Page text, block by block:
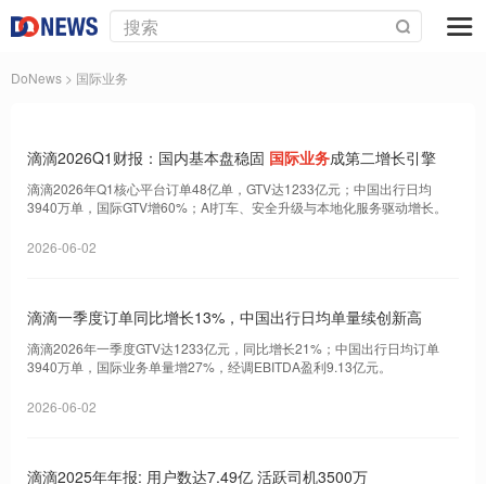
DoNews > 国际业务
滴滴2026Q1财报：国内基本盘稳固 国际业务成第二增长引擎
滴滴2026年Q1核心平台订单48亿单，GTV达1233亿元；中国出行日均
3940万单，国际GTV增60%；AI打车、安全升级与本地化服务驱动增长。
2026-06-02
滴滴一季度订单同比增长13%，中国出行日均单量续创新高
滴滴2026年一季度GTV达1233亿元，同比增长21%；中国出行日均订单
3940万单，国际业务单量增27%，经调EBITDA盈利9.13亿元。
2026-06-02
滴滴2025年年报: 用户数达7.49亿 活跃司机3500万